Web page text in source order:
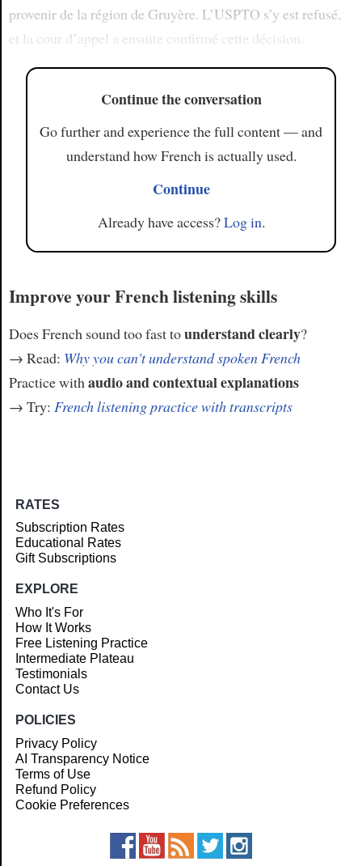
provenir de la région de Gruyère. L’USPTO s’y est refusé,
et la cour d’appel a ensuite confirmé cette décision.
Continue the conversation
Go further and experience the full content — and
understand how French is actually used.
Continue
Already have access?Log in.
Improve your French listening skills
Does French sound too fast tounderstand clearly?
→ Read: Why you can't understand spoken French
Practice withaudio and contextual explanations
→ Try: French listening practice with transcripts
RATES
Subscription Rates
Educational Rates
Gift Subscriptions
EXPLORE
Who It's For
How It Works
Free Listening Practice
Intermediate Plateau
Testimonials
Contact Us
POLICIES
Privacy Policy
AI Transparency Notice
Terms of Use
Refund Policy
Cookie Preferences